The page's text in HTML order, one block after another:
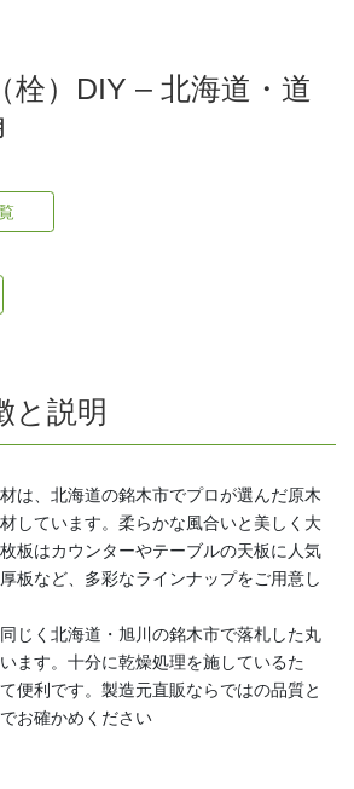
栓）DIY – 北海道・道
と説明
は、北海道の銘木市でプロが選んだ原木
しています。柔らかな風合いと美しく大
板はカウンターやテーブルの天板に人気
板など、多彩なラインナップをご用意し
じく北海道・旭川の銘木市で落札した丸
ます。十分に乾燥処理を施しているた
便利です。製造元直販ならではの品質と
お確かめください